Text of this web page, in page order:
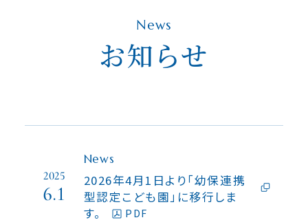
News
お知らせ
2025
6.1
News
2026年4月1日より「幼保連携
型認定こども園」に移行しま
す。
PDF